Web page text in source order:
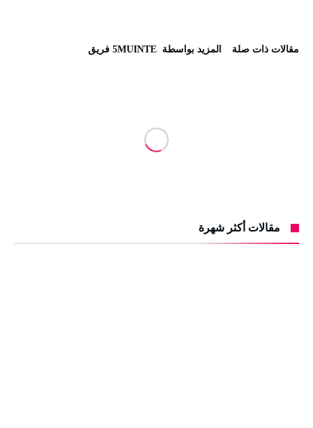
‫مقالات ذات صلة‬ ‫‫المزيد بواسطة‬ ‬ 5MUINTE فريق
مقالات أكثر شهرة